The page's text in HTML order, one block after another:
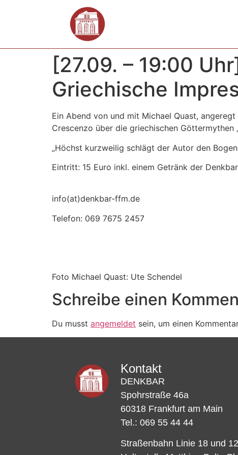
[27.09. – 19:00
Griechische
Ein Abend von und mit Michael Quast,
Crescenzo über die griechischen Göttermythen
„Höchst kurzweilig schlägt der Autor den
Eintritt: 15 Euro inkl. einem Getränk der
info(at)denkbar-ffm.de
Telefon: 069 7675 2457
Foto Michael Quast: Ute Schendel
Schreibe einen
Du musst angemeldet sein, um einen
Kontakt
DENKBAR
Spohrstraße 46a
60318 Frankfurt am Main
Tel.: 069 55 44 44
Straßenbahn Linie 18 und